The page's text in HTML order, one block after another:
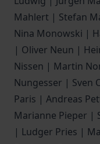
Mahlert | Stefan
Nina Monowski |
| Oliver Neun |
Nissen | Martin
Nungesser | Sven
Paris | Andreas
Marianne Pieper |
| Ludger Pries |